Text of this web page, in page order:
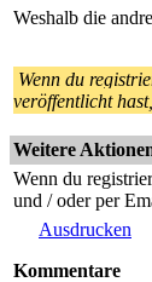
Weshalb die
Wenn du
veröffentlicht
Weitere
Wenn du
und / oder per
Ausdrucken
Kommentare